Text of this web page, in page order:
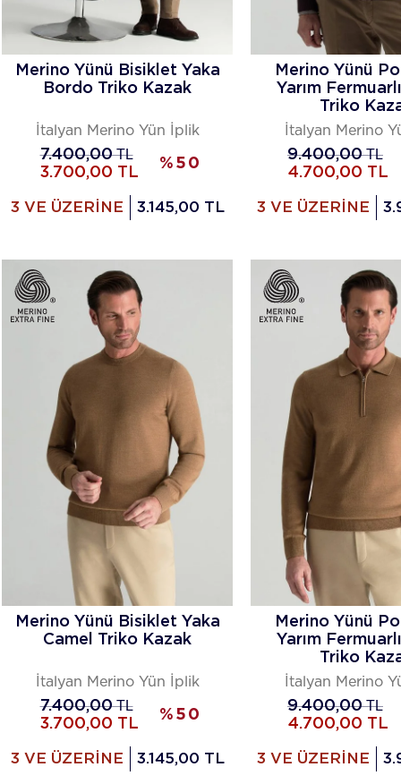
Merino Yünü Bisiklet Yaka
Bordo Triko Kazak
İtalyan Merino Yün İplik
7.400,00TL
3.700,00 TL
% 50
3 VE ÜZERİNE 3.145,00 TL
Merino Yünü
Yarım
Triko
İtalyan Merino
9.400,00TL
4.700,00 TL
3 VE ÜZERİNE
Merino Yünü Bisiklet Yaka
Camel Triko Kazak
İtalyan Merino Yün İplik
7.400,00TL
3.700,00 TL
% 50
3 VE ÜZERİNE 3.145,00 TL
Merino Yünü
Yarım
Triko
İtalyan Merino
9.400,00TL
4.700,00 TL
3 VE ÜZERİNE